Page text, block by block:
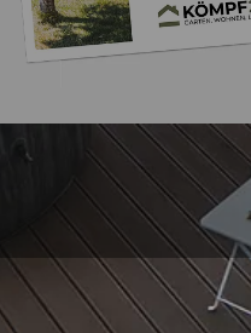
Trusted Shops
4,81/ 5